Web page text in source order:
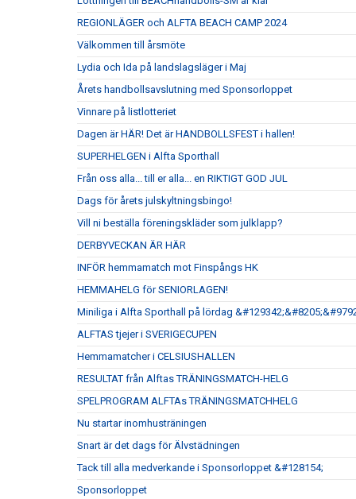
REGIONLÄGER och ALFTA BEACH CAMP 2024
Välkommen till årsmöte
Lydia och Ida på landslagsläger i Maj
Årets handbollsavslutning med Sponsorloppet
Vinnare på listlotteriet
Dagen är HÄR! Det är HANDBOLLSFEST i hallen!
SUPERHELGEN i Alfta Sporthall
Från oss alla... till er alla... en RIKTIGT GOD JUL
Dags för årets julskyltningsbingo!
Vill ni beställa föreningskläder som julklapp?
DERBYVECKAN ÄR HÄR
INFÖR hemmamatch mot Finspångs HK
HEMMAHELG för SENIORLAGEN!
Miniliga i Alfta Sporthall på lördag
ALFTAS tjejer i SVERIGECUPEN
Hemmamatcher i CELSIUSHALLEN
RESULTAT från Alftas TRÄNINGSMATCH-HELG
SPELPROGRAM ALFTAs TRÄNINGSMATCHHELG
Nu startar inomhusträningen
Snart är det dags för Älvstädningen
Tack till alla medverkande i Sponsorloppet &#128154;
Sponsorloppet